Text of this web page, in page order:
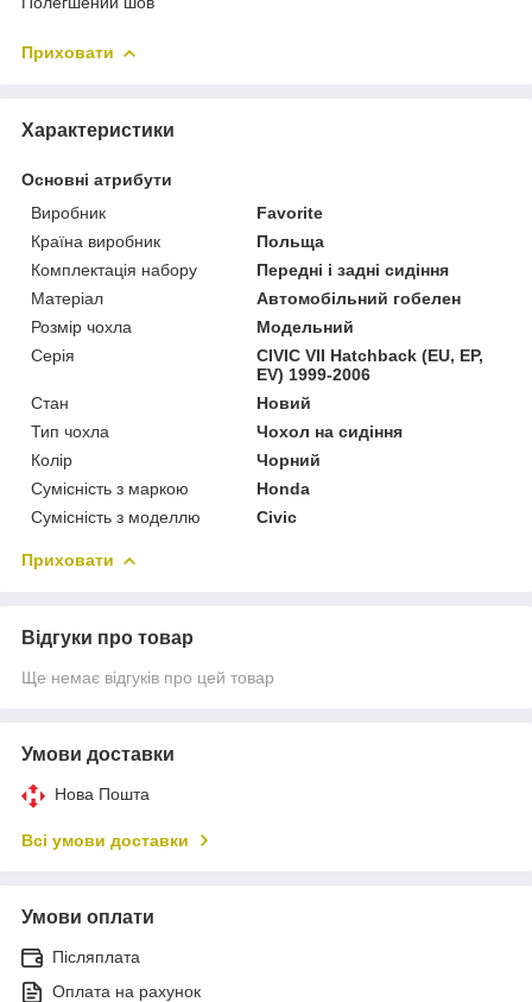
Приховати
Характеристики
Основні атрибути
Виробник
Favorite
Країна виробник
Польща
Комплектація набору
Передні і задні сидіння
Матеріал
Автомобільний гобелен
Розмір чохла
Модельний
Серія
CIVIC VII Hatchback (EU, EP,
EV) 1999-2006
Стан
Новий
Тип чохла
Чохол на сидіння
Колір
Чорний
Сумісність з маркою
Honda
Сумісність з моделлю
Civic
Приховати
Відгуки про товар
Ще немає відгуків про цей товар
Умови доставки
Нова Пошта
Всі умови доставки
Умови оплати
Післяплата
Оплата на рахунок